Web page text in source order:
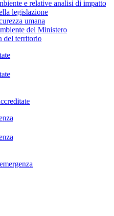
e relative analisi di impatto
legislazione
umana
del Ministero
del territorio